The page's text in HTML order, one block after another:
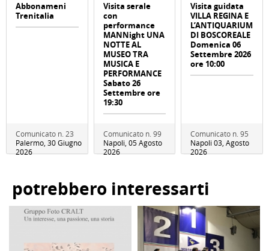
Abbonameni
Trenitalia
Comunicato n. 23
Palermo, 30 Giugno
2026
Visita serale
con
performance
MANNight UNA
NOTTE AL
MUSEO TRA
MUSICA E
PERFORMANCE
Sabato 26
Settembre ore
19:30
Comunicato n. 99
Napoli, 05 Agosto
2026
Visita guidata
VILLA REGINA E
L’ANTIQUARIUM
DI BOSCOREALE
Domenica 06
Settembre 2026
ore 10:00
Comunicato n. 95
Napoli 03, Agosto
2026
potrebbero interessarti